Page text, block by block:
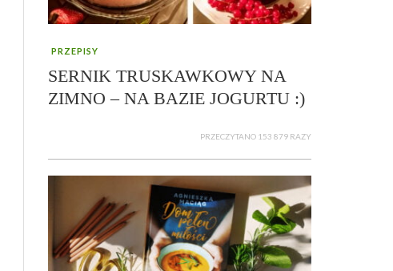
PRZEPISY
SERNIK TRUSKAWKOWY NA
ZIMNO – NA BAZIE JOGURTU :)
PRZECZYTANO 153 879 RAZY